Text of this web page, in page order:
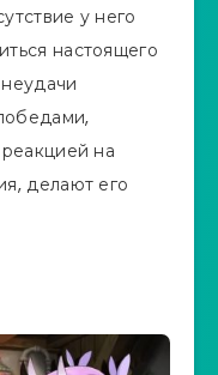
у него
настоящего
на
делают его